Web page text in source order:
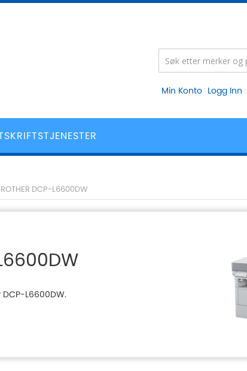
Min Konto Logg Inn
DCP-L6600DW
L6600DW.